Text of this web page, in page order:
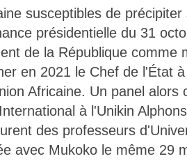
susceptibles de
présidentielle du 31
de la République comme
en 2021 le Chef de l'État
Africaine. Un panel alors
à l'Unikin
des professeurs
avec Mukoko le même 29